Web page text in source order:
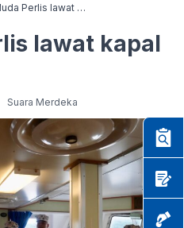
Raja Muda Perlis lawat kapal APMM
lawat kapal
Suara Merdeka